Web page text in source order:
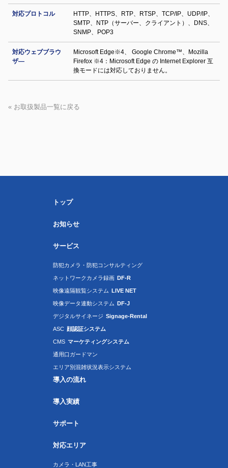
対応プロトコル
HTTP、HTTPS、RTP、RTSP、TCP/IP、UDP/IP、
SMTP、NTP（サーバー、クライアント）、DNS、
SNMP、POP3
対応ウェブブラウ
ザ―
Microsoft Edge※4、 Google Chrome™、Mozilla
Firefox ※4：Microsoft Edge の Internet Explorer 互
換モードには対応しておりません。
« お取扱製品一覧に戻る
トップ
お知らせ
サービス
防犯カメラ・防犯コンサルティング
ネットワークカメラ録画 DF-R
映像遠隔観覧システム LIVE NET
映像データ連動システム DF-J
デジタルサイネージ Signage-Rental
ASC 顔認証システム
CMS マーケティングシステム
通用口ガードマン
エリア別混雑状況表示システム
導入の流れ
導入実績
サポート
対応エリア
カメラ・LAN工事